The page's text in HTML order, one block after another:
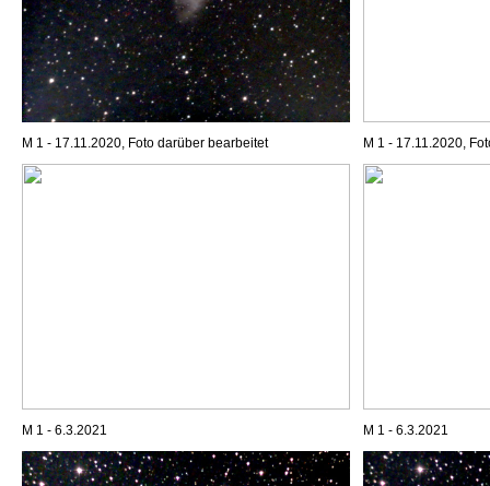
M 1 - 17.11.2020, Foto darüber bearbeitet M 1 - 17.11.2020,
M 1 - 6.3.2021 M 1 - 6.3.2021